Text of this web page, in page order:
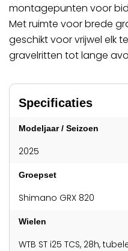
montagepunten voor
Met ruimte voor brede
geschikt voor vrijwel elk
gravelritten tot lange
Specificaties
Modeljaar / Seizoen
2025
Groepset
Shimano GRX 820
Wielen
WTB ST i25 TCS, 28h,